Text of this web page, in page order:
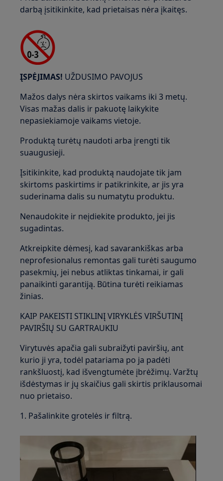
darbą įsitikinkite, kad prietaisas nėra įkaitęs.
ĮSPĖJIMAS! UŽDUSIMO PAVOJUS
Mažos dalys nėra skirtos vaikams iki 3 metų.
Visas mažas dalis ir pakuotę laikykite
nepasiekiamoje vaikams vietoje.
Produktą turėtų naudoti arba įrengti tik
suaugusieji.
Įsitikinkite, kad produktą naudojate tik jam
skirtoms paskirtims ir patikrinkite, ar jis yra
suderinama dalis su numatytu produktu.
Nenaudokite ir neįdiekite produkto, jei jis
sugadintas.
Atkreipkite dėmesį, kad savarankiškas arba
neprofesionalus remontas gali turėti saugumo
pasekmių, jei nebus atliktas tinkamai, ir gali
panaikinti garantiją. Būtina turėti reikiamas
žinias.
KAIP PAKEISTI STIKLINĮ VIRYKLĖS VIRŠUTINĮ
PAVIRŠIŲ SU GARTRAUKIU
Virytuvės apačia gali subraižyti paviršių, ant
kurio ji yra, todėl patariama po ja padėti
rankšluostį, kad išvengtumėte įbrėžimų. Varžtų
išdėstymas ir jų skaičius gali skirtis priklausomai
nuo prietaiso.
1. Pašalinkite grotelės ir filtrą.